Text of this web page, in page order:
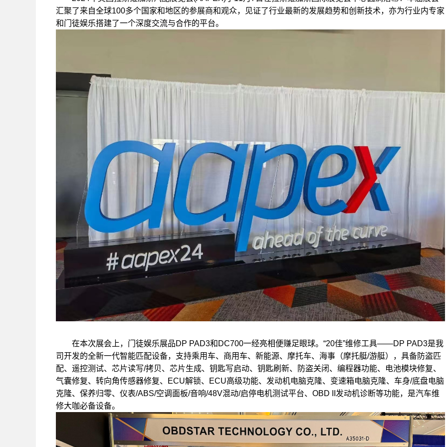
汇聚了来自全球100多个国家和地区的参展商和观众，见证了行业最新的发展趋势和创新技术，亦为行业内专家
和门徒娱乐搭建了一个深度交流与合作的平台。
在本次展会上，门徒娱乐展品DP PAD3和DC700一经亮相便赚足眼球。“20佳”维修工具——DP PAD3是我
司开发的全新一代智能匹配设备，支持乘用车、商用车、新能源、摩托车、海事（摩托艇/游艇），具备防盗匹
配、遥控测试、芯片读写/拷贝、芯片生成、钥匙写启动、钥匙刷新、防盗关闭、编程器功能、电池模块修复、
气囊修复、转向角传感器修复、ECU解锁、ECU高级功能、发动机电脑克隆、变速箱电脑克隆、车身/底盘电脑
克隆、保养归零、仪表/ABS/空调面板/音响/48V混动/启停电机测试平台、OBD II发动机诊断等功能，是汽车维
修大咖必备设备。